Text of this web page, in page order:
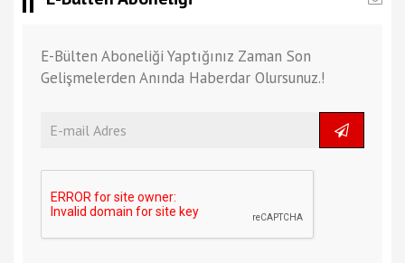
E-Bülten Aboneliği Yaptığınız Zaman Son
Gelişmelerden Anında Haberdar Olursunuz.!